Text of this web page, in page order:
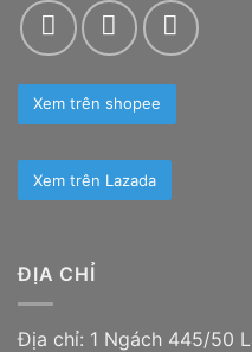
Xem trên shopee
Xem trên Lazada
ĐỊA CHỈ
Địa chỉ: 1 Ngách 445/50